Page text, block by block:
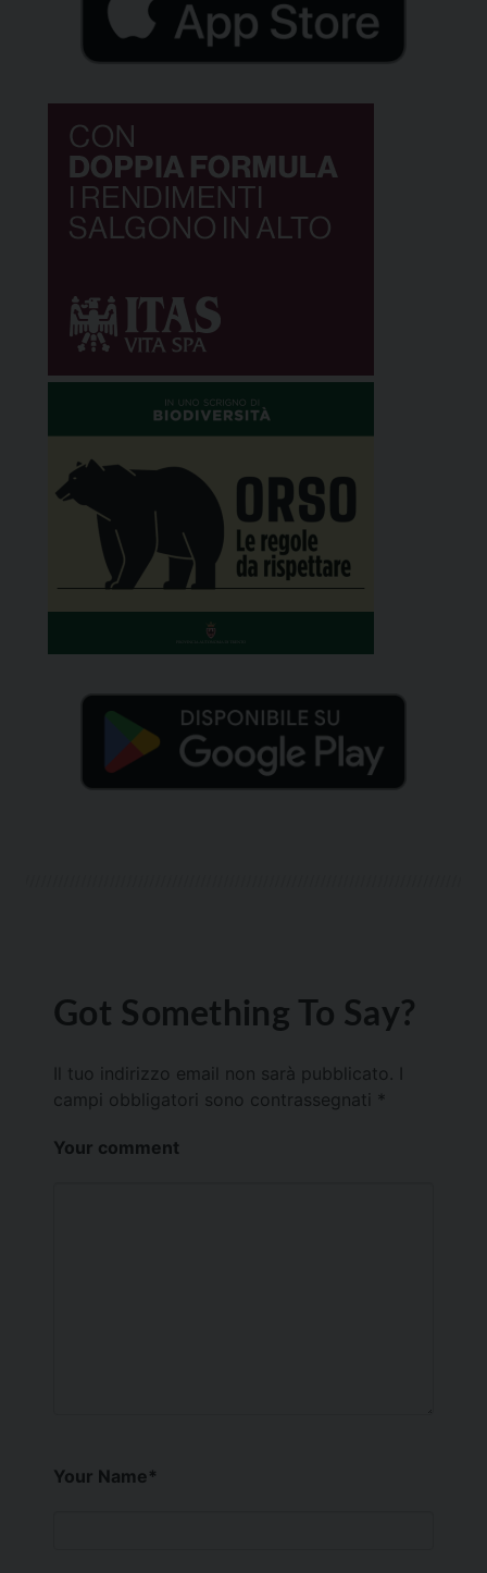
Got Something To Say?
Il tuo indirizzo email non sarà pubblicato.
campi obbligatori sono contrassegnati *
Your comment
Your Name*